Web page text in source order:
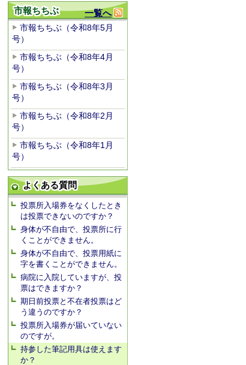
一覧へ
市報ちちぶ
市報ちちぶ（令和8年5月
号）
市報ちちぶ（令和8年4月
号）
市報ちちぶ（令和8年3月
号）
市報ちちぶ（令和8年2月
号）
市報ちちぶ（令和8年1月
号）
よくある質問
投票所入場券をなくしたとき
は投票できないのですか？
身体が不自由で、投票所に行
くことができません。
身体が不自由で、投票用紙に
字を書くことができません。
病院に入院していますが、投
票はできますか？
期日前投票と不在者投票はど
う違うのですか？
投票所入場券が届いていない
のですが。
持参した筆記用具は使えます
か？